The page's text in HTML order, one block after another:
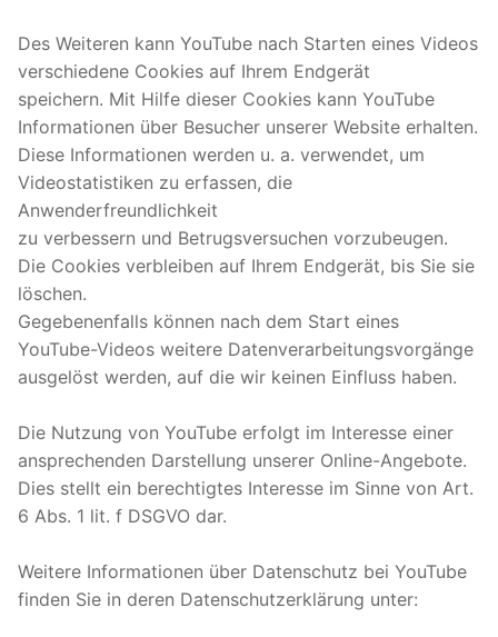
Des Weiteren kann YouTube nach Starten eines Videos
verschiedene Cookies auf Ihrem Endgerät
speichern. Mit Hilfe dieser Cookies kann YouTube
Informationen über Besucher unserer Website erhalten.
Diese Informationen werden u. a. verwendet, um
Videostatistiken zu erfassen, die
Anwenderfreundlichkeit
zu verbessern und Betrugsversuchen vorzubeugen.
Die Cookies verbleiben auf Ihrem Endgerät, bis Sie sie
löschen.
Gegebenenfalls können nach dem Start eines
YouTube-Videos weitere Datenverarbeitungsvorgänge
ausgelöst werden, auf die wir keinen Einfluss haben.
Die Nutzung von YouTube erfolgt im Interesse einer
ansprechenden Darstellung unserer Online-Angebote.
Dies stellt ein berechtigtes Interesse im Sinne von Art.
6 Abs. 1 lit. f DSGVO dar.
Weitere Informationen über Datenschutz bei YouTube
finden Sie in deren Datenschutzerklärung unter: